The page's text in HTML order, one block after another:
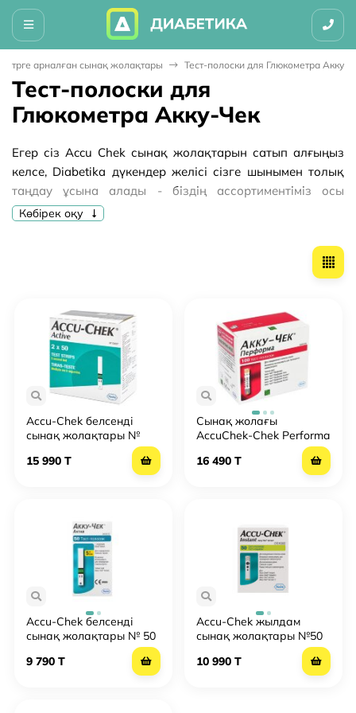
арналған сынақ жолақтары Тест-полоски для Глюкометра Акку-
Тест-полоски для
Глюкометра Акку-Чек
Егер сіз Accu Chek сынақ жолақтарын сатып алғыңыз
келсе, Diabetika дүкендер желісі сізге шынымен толық
таңдау ұсына алады - біздің ассортиментіміз осы
сериядағы глюкометрлерге арналған барлық шығын
көмегімізбен сіз қандағы қант деңгейін және басқа да
биохимиялық көрсеткіштерді сатып алу қателігінен
Accu-Chek сынақ жолақтарын
қалай сатып алуға және
таңдауда қателеспеуге болады?
Accu-Chek глюкометрлер сериясының әртүрлі
мақсаттары бар бірнеше модельдері болғандықтан,
олар үшін сынақ жолақтарының ауқымы одан да кең.
Сондықтан, осы сериядағы құрылғылар мен шығын
пікірлер қалдырады, өйткені оларды сатып алу кезінде
шатастыру өте оңай. Сонымен қатар, медицина
қызметкерлері инсулинге тәуелді адамдарға арналған
глюкометрлердің және басқа да өнімдердің
ерекшеліктерін түсінбейтін дәріханаларда сапасыз және
кәсіби емес қызмет көрсетуден көптеген қариялар күйіп
Бірақ біздің желіде мұндай жағдайларды
Көбірек оқу
Accu-Chek белсенді
сынақ жолақтары №
15 990 T
Сынақ жолағы
AccuChek-Chek Performa
16 490 T
Accu-Chek белсенді
сынақ жолақтары № 50
9 790 T
Accu-Chek жылдам
сынақ жолақтары №50
10 990 T